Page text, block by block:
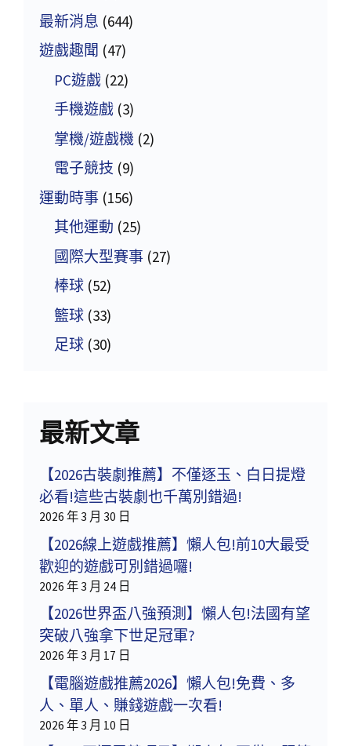
最新消息 (644)
遊戲趣聞 (47)
PC遊戲 (22)
手機遊戲 (3)
掌機/遊戲機 (2)
電子競技 (9)
運動時事 (156)
其他運動 (25)
國際大型賽事 (27)
棒球 (52)
籃球 (33)
足球 (30)
最新文章
【2026古裝劇推薦】不僅逐玉、白日提燈
必看!這些古裝劇也千萬別錯過!
2026 年 3 月 30 日
【2026線上遊戲推薦】懶人包!前10大最受
歡迎的遊戲可別錯過囉!
2026 年 3 月 24 日
【2026世界盃八強預測】懶人包!法國有望
突破八強拿下世足冠軍?
2026 年 3 月 17 日
【電腦遊戲推薦2026】懶人包!免費、多
人、單人、賺錢遊戲一次看!
2026 年 3 月 10 日